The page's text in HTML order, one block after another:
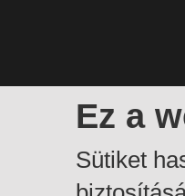
Ez a
Sütiket